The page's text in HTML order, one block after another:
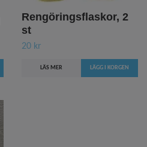
Rengöringsflaskor, 2
st
20 kr
LÄS MER